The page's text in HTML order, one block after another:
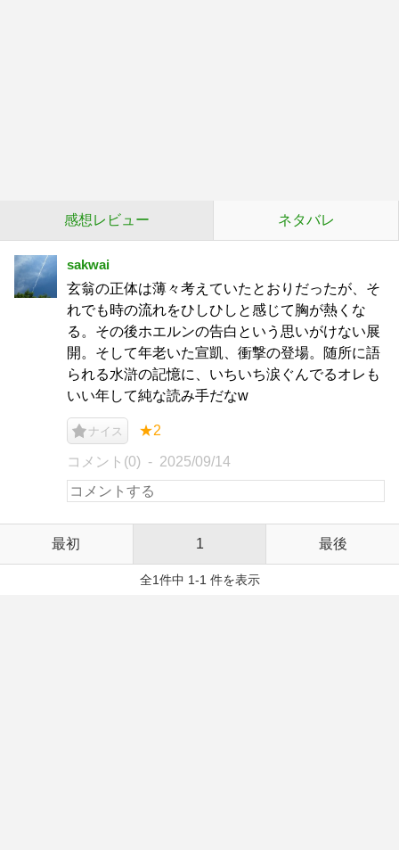
感想レビュー ネタバレ
sakwai
玄翁の正体は薄々考えていたとおりだったが、そ
れでも時の流れをひしひしと感じて胸が熱くな
る。その後ホエルンの告白という思いがけない展
開。そして年老いた宣凱、衝撃の登場。随所に語
られる水滸の記憶に、いちいち涙ぐんでるオレも
いい年して純な読み手だなw
ナイス ★2
コメント(0) 2025/09/14
最初 1 最後
全1件中 1-1 件を表示